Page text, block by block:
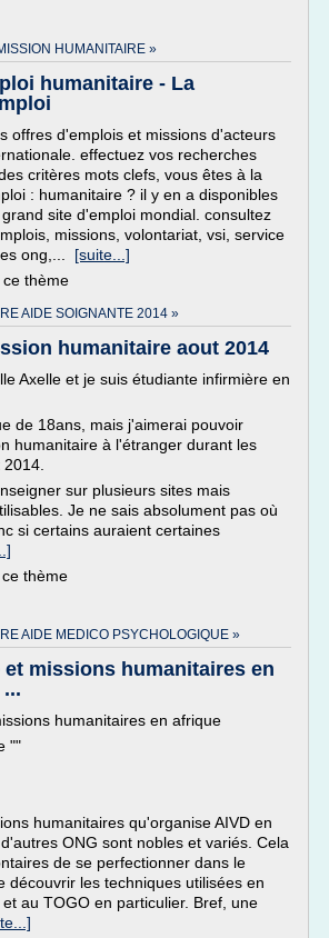
HUMANITAIRE »
humanitaire - La
offres d'emplois et missions d'acteurs
effectuez vos recherches
critères mots clefs, vous êtes à la
: humanitaire ? il y en a disponibles
site d'emploi mondial. consultez
missions, volontariat, vsi, service
ong,... [suite...]
ce thème
AIDE SOIGNANTE 2014 »
humanitaire aout 2014
Axelle et je suis étudiante infirmière en
de 18ans, mais j'aimerai pouvoir
humanitaire à l'étranger durant les
sur plusieurs sites mais
Je ne sais absolument pas où
si certains auraient certaines
thème
AIDE MEDICO PSYCHOLOGIQUE »
missions humanitaires en
humanitaires en afrique
""
humanitaires qu'organise AIVD en
ONG sont nobles et variés. Cela
de se perfectionner dans le
découvrir les techniques utilisées en
au TOGO en particulier. Bref, une